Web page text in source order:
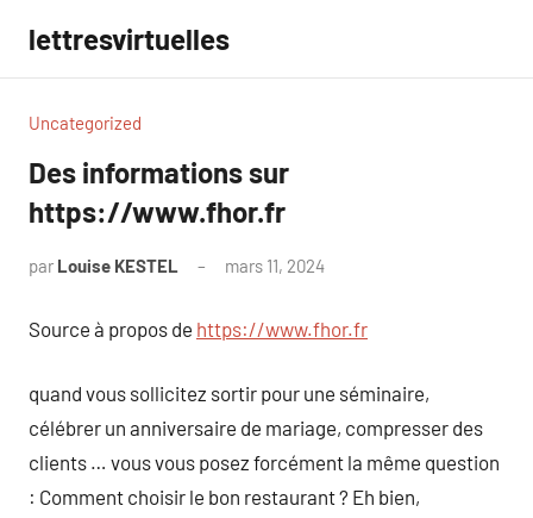
contenu
lettresvirtuelles
Uncategorized
Des informations sur
https://www.fhor.fr
par Louise KESTEL mars 11, 2024
Source à propos de https://www.fhor.fr
quand vous sollicitez sortir pour une séminaire,
célébrer un anniversaire de mariage, compresser des
clients … vous vous posez forcément la même question
: Comment choisir le bon restaurant ? Eh bien,